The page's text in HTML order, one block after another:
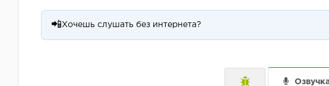
📲 Хочешь слушать без интернета?